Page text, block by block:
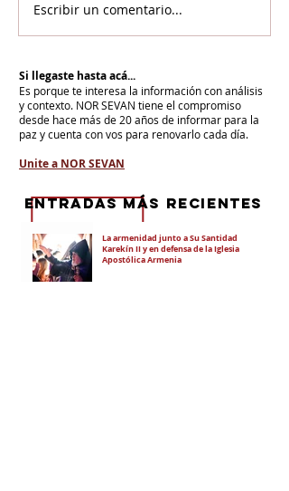
Escribir un comentario...
Si llegaste hasta acá...
Es porque te interesa la información con análisis
y contexto. NOR SEVAN tiene el compromiso
desde hace más de 20 años de informar para la
paz y cuenta con vos para renovarlo cada día.
Unite a NOR SEVAN
La armenidad junto a Su Santidad
Karekín II y en defensa de la Iglesia
Apostólica Armenia
eNTRADAS MÁS RECIENTES